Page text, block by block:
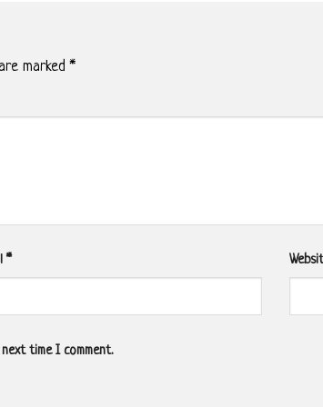
marked*
*
time I comment.